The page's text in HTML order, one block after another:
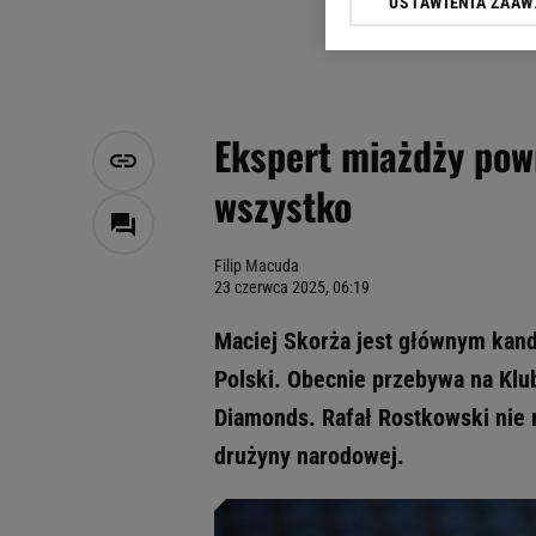
Ekspert miażdży
wszystko
Filip Macuda
23 czerwca 2025, 06:19
Maciej Skorża jest głównym
Polski. Obecnie przebywa na
Diamonds. Rafał Rostkowski
drużyny narodowej.
Klikając „Akceptuję”
Zaufanych Partnerów i
My, nasi Zaufani